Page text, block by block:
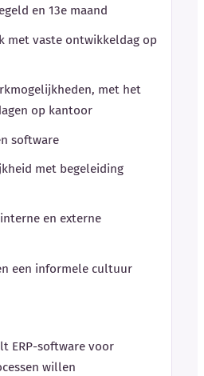
en 13e maand
met vaste ontwikkeldag op
met het
op kantoor
software
met begeleiding
en externe
een informele cultuur
ERP-software voor
willen